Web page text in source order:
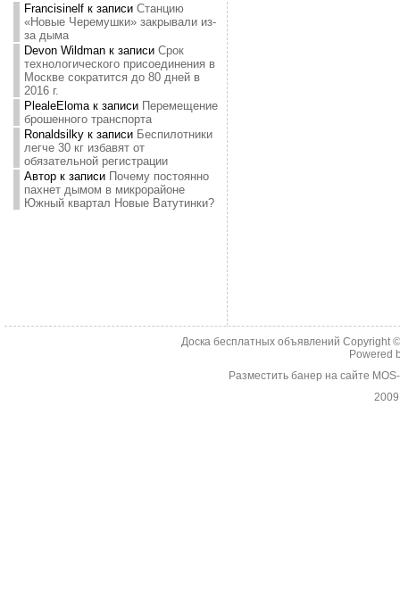
Francisinelfк записи Станцию
«Новые Черемушки» закрывали из-
за дыма
Devon Wildmanк записи Срок
технологического присоединения в
Москве сократится до 80 дней в
2016 г.
PlealeElomaк записи Перемещение
брошенного транспорта
Ronaldsilkyк записи Беспилотники
легче 30 кг избавят от
обязательной регистрации
Авторк записи Почему постоянно
пахнет дымом в микрорайоне
Южный квартал Новые Ватутинки?
Доска бесплатных объявлений Copyright
Powered
Разместить банер на сайте